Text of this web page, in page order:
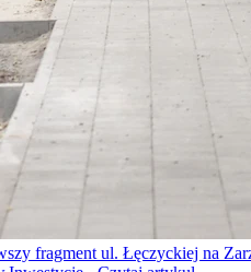
fragment ul. Łęczyckiej na